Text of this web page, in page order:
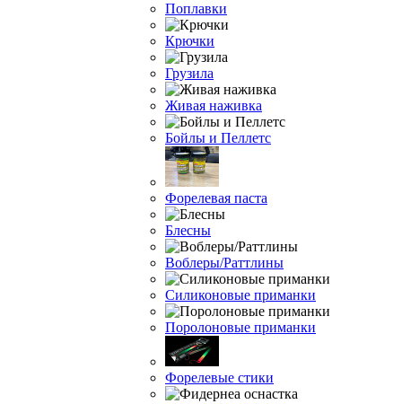
Поплавки
Крючки
Грузила
Живая наживка
Бойлы и Пеллетс
Форелевая паста
Блесны
Воблеры/Раттлины
Силиконовые приманки
Поролоновые приманки
Форелевые стики